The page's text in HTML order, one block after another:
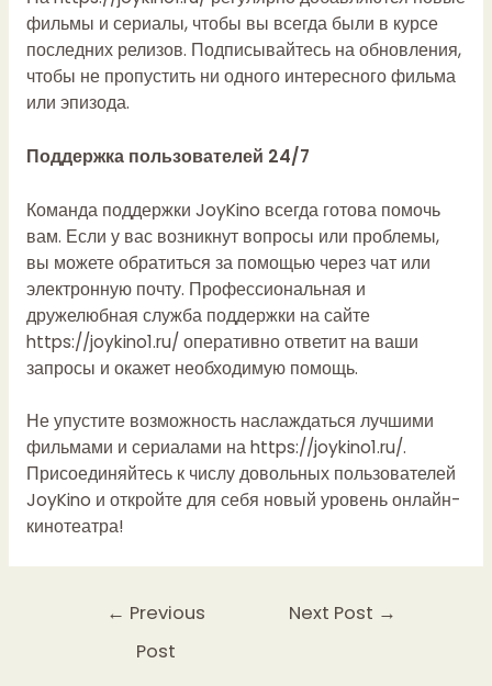
фильмы и сериалы, чтобы вы всегда были в курсе
последних релизов. Подписывайтесь на обновления,
чтобы не пропустить ни одного интересного фильма
или эпизода.
Поддержка пользователей 24/7
Команда поддержки JoyKino всегда готова помочь
вам. Если у вас возникнут вопросы или проблемы,
вы можете обратиться за помощью через чат или
электронную почту. Профессиональная и
дружелюбная служба поддержки на сайте
https://joykino1.ru/ оперативно ответит на ваши
запросы и окажет необходимую помощь.
Не упустите возможность наслаждаться лучшими
фильмами и сериалами наhttps://joykino1.ru/.
Присоединяйтесь к числу довольных пользователей
JoyKino и откройте для себя новый уровень онлайн-
кинотеатра!
← Previous
Post
Next Post →